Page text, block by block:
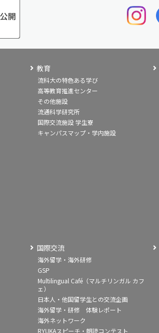
教育
流科大の特色ある学び
高等教育推進センター
その他施設
流通科学研究所
国際交流施設 学生寮
キャンパスマップ・学内施設
国際交流
海外留学・海外研修
GSP
Multilingual Café（マルチリンガル カフ
ェ）
日本人・他国留学生との交流企画
海外留学・研修 体験レポート
海外ネットワーク
RYUKAスピーチ・朗読コンテスト